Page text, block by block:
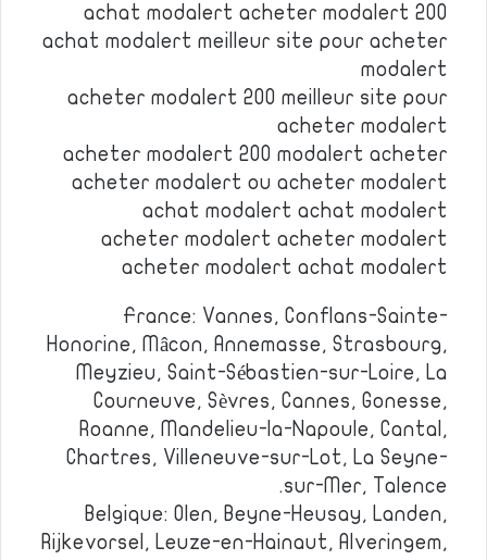
achat modalert acheter modalert 200
achat modalert meilleur site pour acheter
modalert
acheter modalert 200 meilleur site pour
acheter modalert
acheter modalert 200 modalert acheter
acheter modalert ou acheter modalert
achat modalert achat modalert
acheter modalert acheter modalert
acheter modalert achat modalert
France: Vannes, Conflans-Sainte-
Honorine, Mâcon, Annemasse, Strasbourg,
Meyzieu, Saint-Sébastien-sur-Loire, La
Courneuve, Sèvres, Cannes, Gonesse,
Roanne, Mandelieu-la-Napoule, Cantal,
Chartres, Villeneuve-sur-Lot, La Seyne-
sur-Mer, Talence.
Belgique: Olen, Beyne-Heusay, Landen,
Rijkevorsel, Leuze-en-Hainaut, Alveringem,